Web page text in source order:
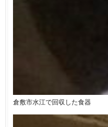
倉敷市水江で回収した食器